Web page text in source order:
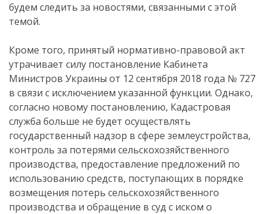
будем следить за новостями, связанными с этой
темой.
Кроме того, принятый нормативно-правовой акт
утрачивает силу постановление Кабинета
Министров Украины от 12 сентября 2018 года № 727
в связи с исключением указанной функции. Однако,
согласно новому постановлению, Кадастровая
служба больше не будет осуществлять
государственный надзор в сфере землеустройства,
контроль за потерями сельскохозяйственного
производства, предоставление предложений по
использованию средств, поступающих в порядке
возмещения потерь сельскохозяйственного
производства и обращение в суд с иском о